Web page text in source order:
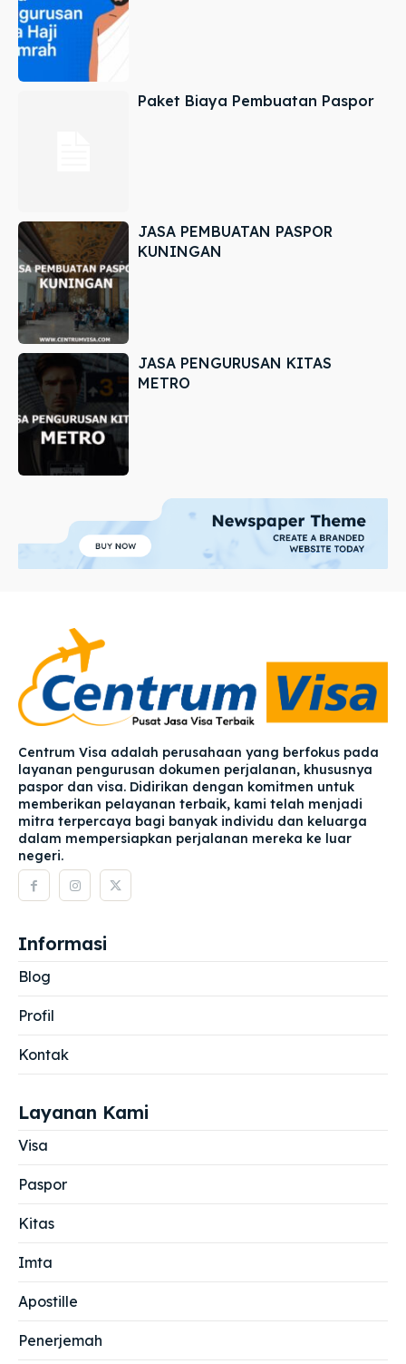
Paket Biaya Pembuatan Paspor
JASA PEMBUATAN PASPOR
KUNINGAN
JASA PENGURUSAN KITAS
METRO
Centrum Visa adalah perusahaan yang berfokus pada
layanan pengurusan dokumen perjalanan, khususnya
paspor dan visa. Didirikan dengan komitmen untuk
memberikan pelayanan terbaik, kami telah menjadi
mitra terpercaya bagi banyak individu dan keluarga
dalam mempersiapkan perjalanan mereka ke luar
negeri.
Informasi
Blog
Profil
Kontak
Layanan Kami
Visa
Paspor
Kitas
Imta
Apostille
Penerjemah